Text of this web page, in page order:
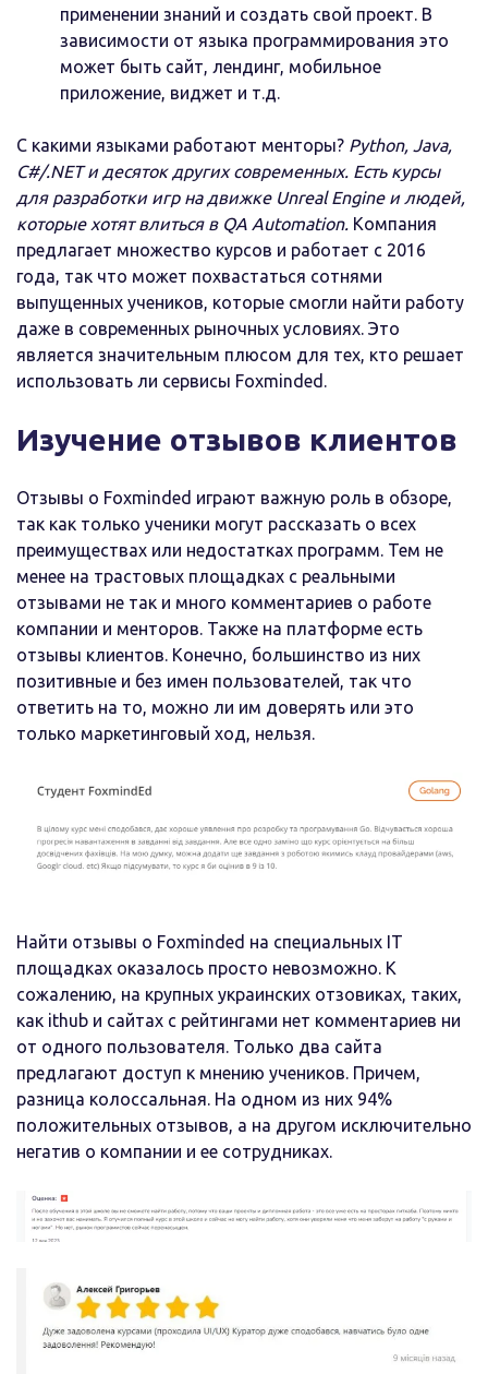
применении знаний и создать свой проект. В
зависимости от языка программирования это
может быть сайт, лендинг, мобильное
приложение, виджет и т.д.
С какими языками работают менторы? Python, Java,
C#/.NET и десяток других современных. Есть курсы
для разработки игр на движке Unreal Engine и людей,
которые хотят влиться в QA Automation. Компания
предлагает множество курсов и работает с 2016
года, так что может похвастаться сотнями
выпущенных учеников, которые смогли найти работу
даже в современных рыночных условиях. Это
является значительным плюсом для тех, кто решает
использовать ли сервисы Foxminded.
Изучение отзывов клиентов
Отзывы о Foxminded играют важную роль в обзоре,
так как только ученики могут рассказать о всех
преимуществах или недостатках программ. Тем не
менее на трастовых площадках с реальными
отзывами не так и много комментариев о работе
компании и менторов. Также на платформе есть
отзывы клиентов. Конечно, большинство из них
позитивные и без имен пользователей, так что
ответить на то, можно ли им доверять или это
только маркетинговый ход, нельзя.
Найти отзывы о Foxminded на специальных IT
площадках оказалось просто невозможно. К
сожалению, на крупных украинских отзовиках, таких,
как ithub и сайтах с рейтингами нет комментариев ни
от одного пользователя. Только два сайта
предлагают доступ к мнению учеников. Причем,
разница колоссальная. На одном из них 94%
положительных отзывов, а на другом исключительно
негатив о компании и ее сотрудниках.